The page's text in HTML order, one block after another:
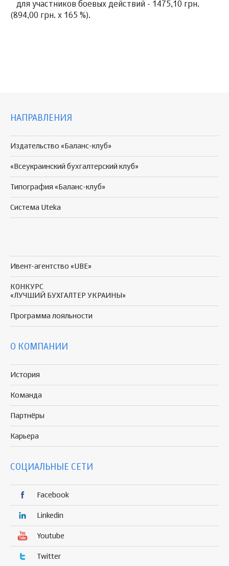
для участников боевых действий - 1475,10 грн.
(894,00 грн. х 165 %).
НАПРАВЛЕНИЯ
Издательство «Баланс-клуб»
«Всеукраинский бухгалтерский клуб»
Типография «Баланс-клуб»
Система Uteka
Ивент-агентство «UBE»
КОНКУРС
«ЛУЧШИЙ БУХГАЛТЕР УКРАИНЫ»
Программа лояльности
О КОМПАНИИ
История
Команда
Партнёры
Карьера
СОЦИАЛЬНЫЕ СЕТИ
Facebook
Linkedin
Youtube
Twitter